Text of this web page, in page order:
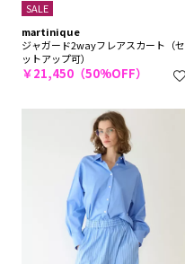
SALE
martinique
ジャガード2wayフレアスカート（セ
ットアップ可）
￥21,450（50%OFF）